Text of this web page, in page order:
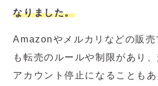
なりました。
Amazonやメルカリなどの販売
も転売のルールや制限があり
アカウント停止になることもあ